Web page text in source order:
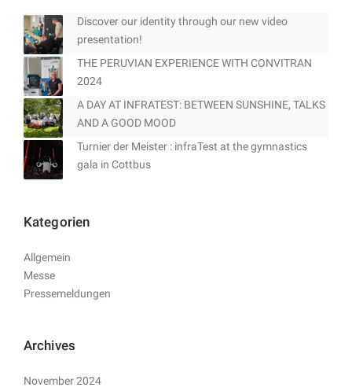
Discover our identity through our new video
presentation!
THE PERUVIAN EXPERIENCE WITH CONVITRAN
2024
A DAY AT INFRATEST: BETWEEN SUNSHINE, TALKS
AND A GOOD MOOD
Turnier der Meister : infraTest at the gymnastics
gala in Cottbus
Kategorien
Allgemein
Messe
Pressemeldungen
Archives
November 2024